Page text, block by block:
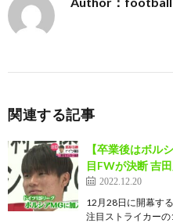
関連する記事
【卒業後はボル
目FWが決断 吉
2022.12.20
12月28日に開幕す
注目ストライカー